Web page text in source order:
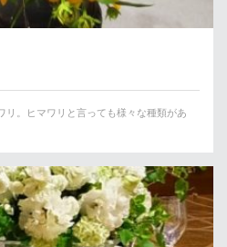
リ。ヒマワリと言っても様々な種類があ